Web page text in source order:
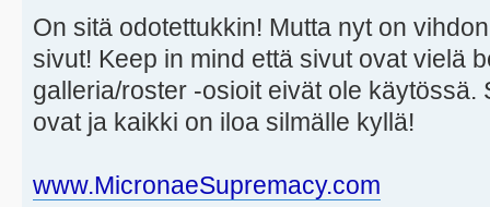
On sitä odotettukkin! Mutta nyt on
sivut! Keep in mind että sivut ovat vielä
galleria/roster -osioit eivät ole käytössä.
ovat ja kaikki on iloa silmälle kyllä!
www.MicronaeSupremacy.com